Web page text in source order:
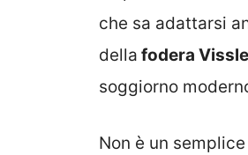
che sa adattarsi
della fodera Vissle
soggiorno
Non è un